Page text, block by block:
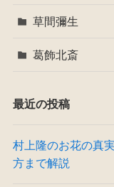
草間彌生
葛飾北斎
最近の投稿
村上隆のお花の真
方まで解説